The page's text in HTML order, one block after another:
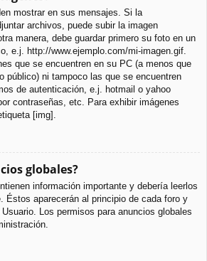
mostrar en sus mensajes. Si la
archivos, puede subir la imagen
manera, debe guardar primero su foto en un
e.j. http://www.ejemplo.com/mi-imagen.gif.
que se encuentren en su PC (a menos que
público) ni tampoco las que se encuentren
de autenticación, e.j. hotmail o yahoo
contraseñas, etc. Para exhibir imágenes
[img].
globales?
información importante y debería leerlos
Éstos aparecerán al principio de cada foro y
Los permisos para anuncios globales